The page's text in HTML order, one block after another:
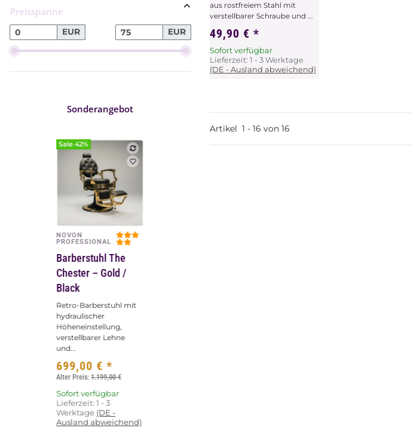
aus rostfreiem Stahl mit
verstellbarer Schraube und ...
49,90 € *
Sofort verfügbar
Lieferzeit: 1 - 3 Werktage
(DE - Ausland abweichend)
Artikel 1 - 16 von 16
Preisspanne
EUR EUR
Sonderangebot
Sale 42%
Vorschau
NOVON
PROFESSIONAL
Barberstuhl The
Chester – Gold /
Black
Retro-Barberstuhl mit
hydraulischer
Höheneinstellung,
verstellbarer Lehne
und...
699,00 €*
Alter Preis:1.199,00 €
Sofort verfügbar
Lieferzeit:1 - 3
Werktage (DE -
Ausland abweichend)